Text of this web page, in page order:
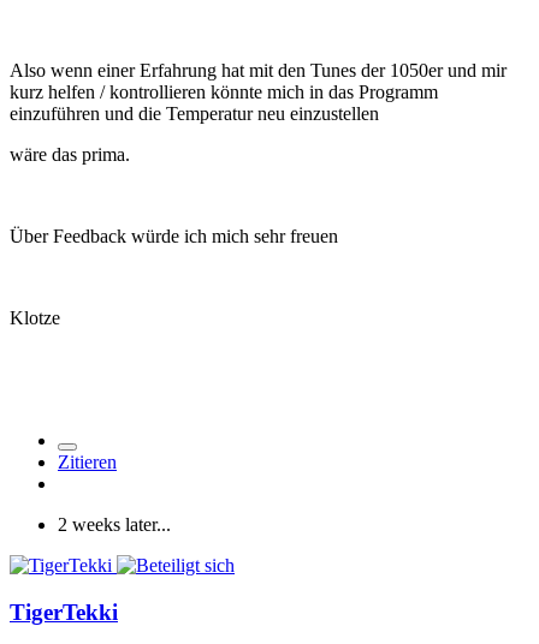
Also wenn einer Erfahrung hat mit den Tunes der 1050er und mir
kurz helfen / kontrollieren könnte mich in das Programm
einzuführen und die Temperatur neu einzustellen
wäre das prima.
Über Feedback würde ich mich sehr freuen
Klotze
Zitieren
2 weeks later...
TigerTekki